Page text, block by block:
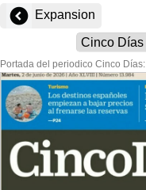
Expansion
Portada del periodico Cinco Días: